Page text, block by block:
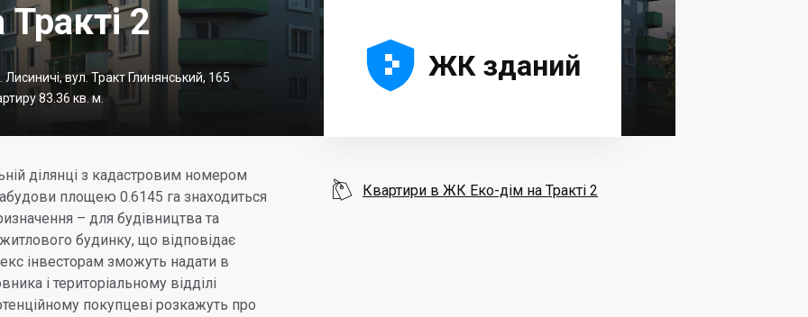
2
вул. Тракт Глинянський, 165
83.36 кв. м.
ділянці з кадастровим номером
площею 0.6145 га знаходиться
– для будівництва та
будинку, що відповідає
інвесторам зможуть надати в
і територіальному відділі
покупцеві розкажуть про




 ЖК зданий
 Квартири в ЖК Еко-дім на Тракті 2